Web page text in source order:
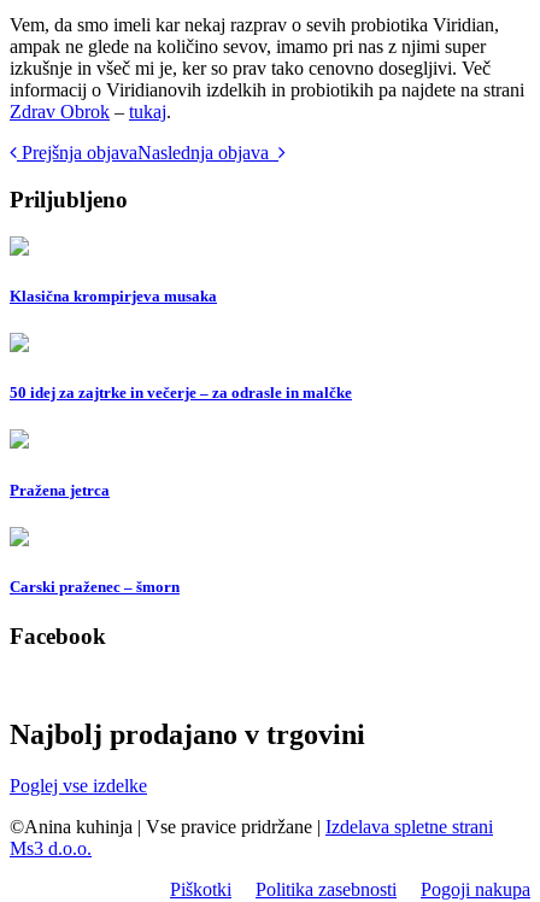
Vem, da smo imeli kar nekaj razprav o sevih probiotika Viridian,
ampak ne glede na količino sevov, imamo pri nas z njimi super
izkušnje in všeč mi je, ker so prav tako cenovno dosegljivi. Več
informacij o Viridianovih izdelkih in probiotikih pa najdete na strani
Zdrav Obrok – tukaj.
Post
navigation
Prejšnja objavaNaslednja objava
Priljubljeno
Klasična krompirjeva musaka
50 idej za zajtrke in večerje – za odrasle in malčke
Pražena jetrca
Carski praženec – šmorn
Facebook
Najbolj prodajano v trgovini
Poglej vse izdelke
©Anina kuhinja | Vse pravice pridržane | Izdelava spletne strani
Ms3 d.o.o.
Piškotki
Politika zasebnosti Pogoji nakupa